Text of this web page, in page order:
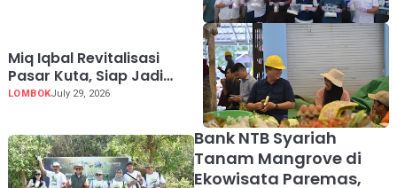
Miq Iqbal Revitalisasi
Pasar Kuta, Siap Jadi
Penyangga Pariwisata
LOMBOKJuly 29, 2026
Bank NTB Syariah
Tanam Mangrove di
Ekowisata Paremas,